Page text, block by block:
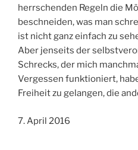
herrschenden Regeln die
beschneiden, was man
ist nicht ganz einfach zu
Aber jenseits der
Schrecks, der mich
Vergessen funktioniert,
Freiheit zu gelangen, die
7. April 2016